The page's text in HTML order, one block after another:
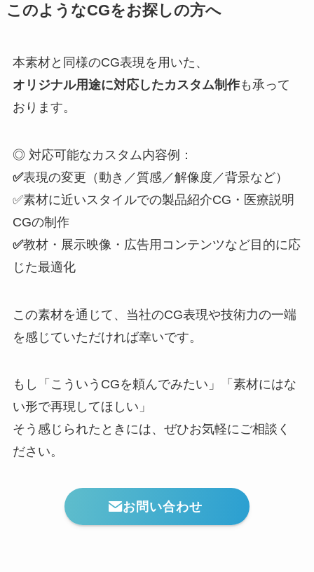
このようなCGをお探しの方へ
本素材と同様のCG表現を用いた、
オリジナル用途に対応したカスタム制作も承って
おります。
◎ 対応可能なカスタム内容例：
✅️表現の変更（動き／質感／解像度／背景など）
✅️素材に近いスタイルでの製品紹介CG・医療説明
CGの制作
✅️教材・展示映像・広告用コンテンツなど目的に応
じた最適化
この素材を通じて、当社のCG表現や技術力の一端
を感じていただければ幸いです。
もし「こういうCGを頼んでみたい」「素材にはな
い形で再現してほしい」
そう感じられたときには、ぜひお気軽にご相談く
ださい。
お問い合わせ